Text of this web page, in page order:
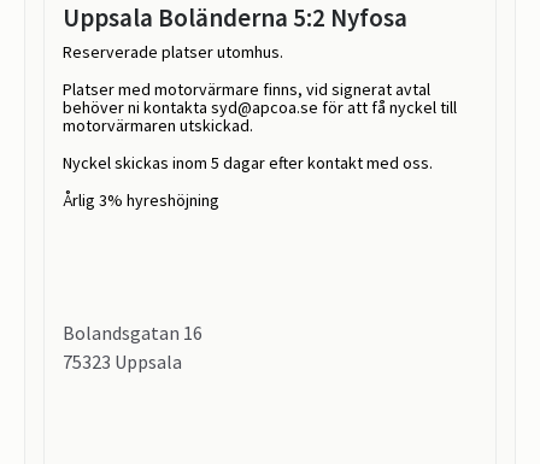
Uppsala Boländerna 5:2 Nyfosa
Reserverade platser utomhus.
Platser med motorvärmare finns, vid signerat avtal
behöver ni kontakta syd@apcoa.se för att få nyckel till
motorvärmaren utskickad.
Nyckel skickas inom 5 dagar efter kontakt med oss.
Årlig 3% hyreshöjning
Bolandsgatan 16
75323 Uppsala